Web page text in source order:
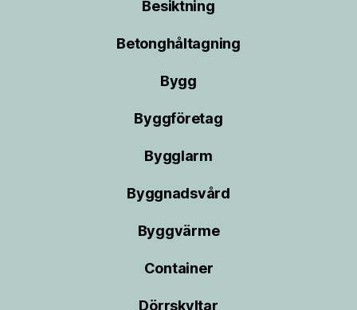
Besiktning
Betonghåltagning
Bygg
Byggföretag
Bygglarm
Byggnadsvård
Byggvärme
Container
Dörrskyltar